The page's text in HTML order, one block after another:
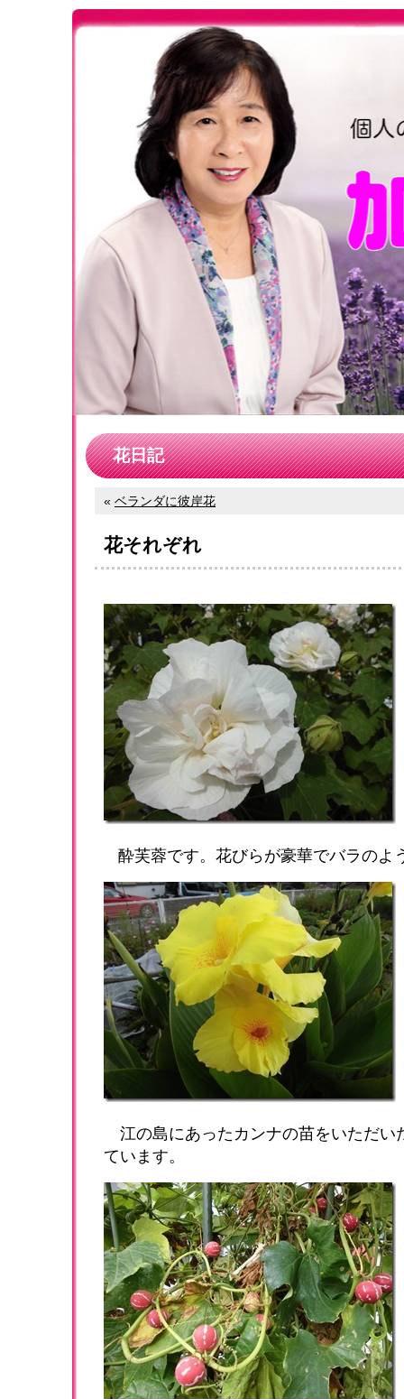
花日記
« ベランダに彼岸花
花それぞれ
酔芙蓉です。花びらが豪華でバラのよ
江の島にあったカンナの苗をいただい
ています。